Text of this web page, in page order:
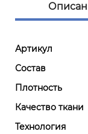
Артикул
Состав
Плотность
Качество ткани
Технология